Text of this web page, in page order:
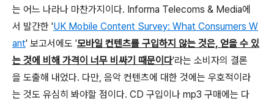
는 어느 나라나 마찬가지이다. Informa Telecoms & Media에
서 발간한 'UK Mobile Content Survey: What Consumers W
ant' 보고서에도 '모바일 컨텐츠를 구입하지 않는 것은, 얻을 수 있
는 것에 비해 가격이 너무 비싸기 때문이다'라는 소비자의 결론
을 도출해 내었다. 다만, 음악 컨텐츠에 대한 것에는 우호적이라
는 것도 유심히 봐야할 점이다. CD 구입이나 mp3 구매에는 다